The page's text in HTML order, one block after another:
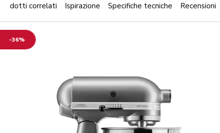
-36%
correlati Ispirazione Specifiche tecniche Recensioni